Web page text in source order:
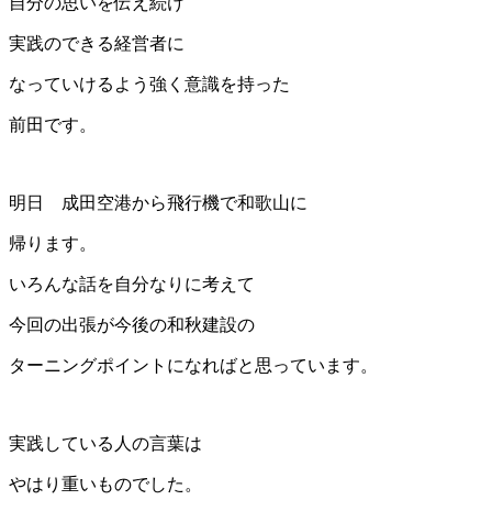
実践のできる経営者に
なっていけるよう強く意識を持った
前田です。
明日 成田空港から飛行機で和歌山に
帰ります。
いろんな話を自分なりに考えて
今回の出張が今後の和秋建設の
ターニングポイントになればと思っています。
実践している人の言葉は
やはり重いものでした。